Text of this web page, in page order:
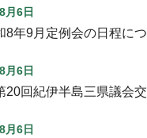
月6日
8年9月定例会の日程に
月6日
20回紀伊半島三県議会
月6日